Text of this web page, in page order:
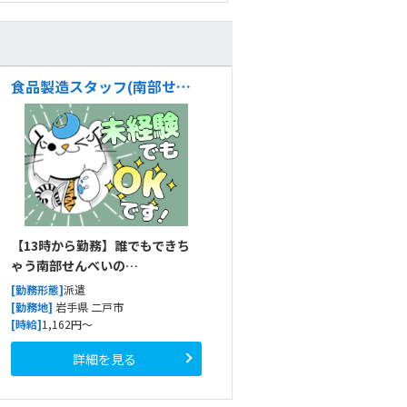
食品製造スタッフ(南部せんべいやお菓子の製造管理)
【13時から勤務】誰でもできち
ゃう南部せんべいの…
[勤務形態]派遣
[勤務地] 岩手県 二戸市
[時給]1,162円～
詳細を見る